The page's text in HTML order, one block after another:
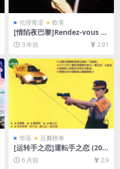
伦理青涩 欧美
[情陷夜巴黎]Rendez-vous (1
985)[百度网盘+夸克网盘1080
P超清未删减资源][网盘在线播
放/下载][MP4/5.2GB][中文字
幕]
3 年前 2.91
VIP
华语 豆瓣榜单
[运转手之恋]運転手之恋 (200
0)[百度网盘+夸克网盘1080P
超清未删减资源][网盘在线播
6 月前 2.9